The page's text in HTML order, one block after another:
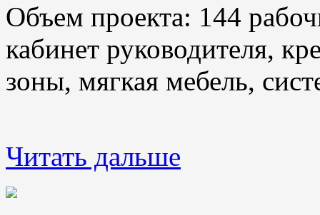
Объем проекта: 144
кабинет руководителя,
зоны, мягкая мебель,
Читать дальше